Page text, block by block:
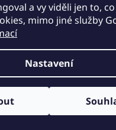
a vy viděli jen to,
mimo jiné služby
Nastavení
1
Odběr novinek